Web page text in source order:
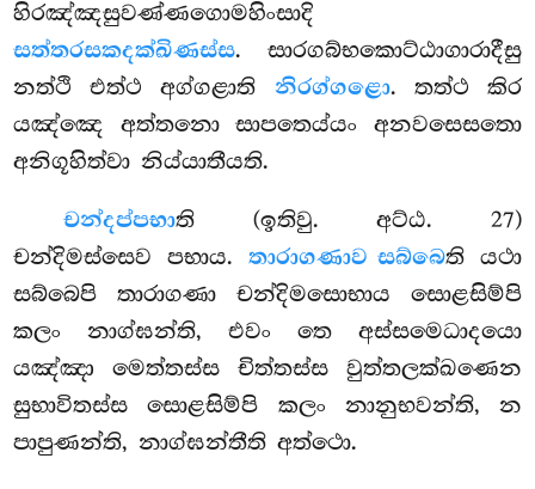
හිරඤ්ඤසුවණ්ණගොමහිංසාදි
සත්තරසකදක්ඛිණස්ස. සාරගබ්භකොට්ඨාගාරාදීසු
නත්ථි එත්ථ අග්ගළාති නිරග්ගළො. තත්ථ කිර
යඤ්ඤෙ අත්තනො සාපතෙය්යං අනවසෙසතො
අනිගූහිත්වා නිය්යාතීයති.
චන්දප්පභාති (ඉතිවු. අට්ඨ. 27)
චන්දිමස්සෙව පභාය. තාරාගණාව සබ්බෙති යථා
සබ්බෙපි තාරාගණා චන්දිමසොභාය සොළසිම්පි
කලං නාග්ඝන්ති, එවං තෙ අස්සමෙධාදයො
යඤ්ඤා මෙත්තස්ස චිත්තස්ස වුත්තලක්ඛණෙන
සුභාවිතස්ස සොළසිම්පි කලං නානුභවන්ති, න
පාපුණන්ති, නාග්ඝන්තීති අත්ථො.